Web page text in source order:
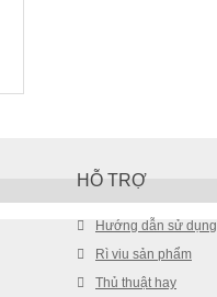
HỖ TRỢ
Hướng dẫn sử dụng
Rì viu sản phẩm
Thủ thuật hay